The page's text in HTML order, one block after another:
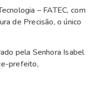
– FATEC, com
de Precisão, o único
pela Senhora Isabel
prefeito,